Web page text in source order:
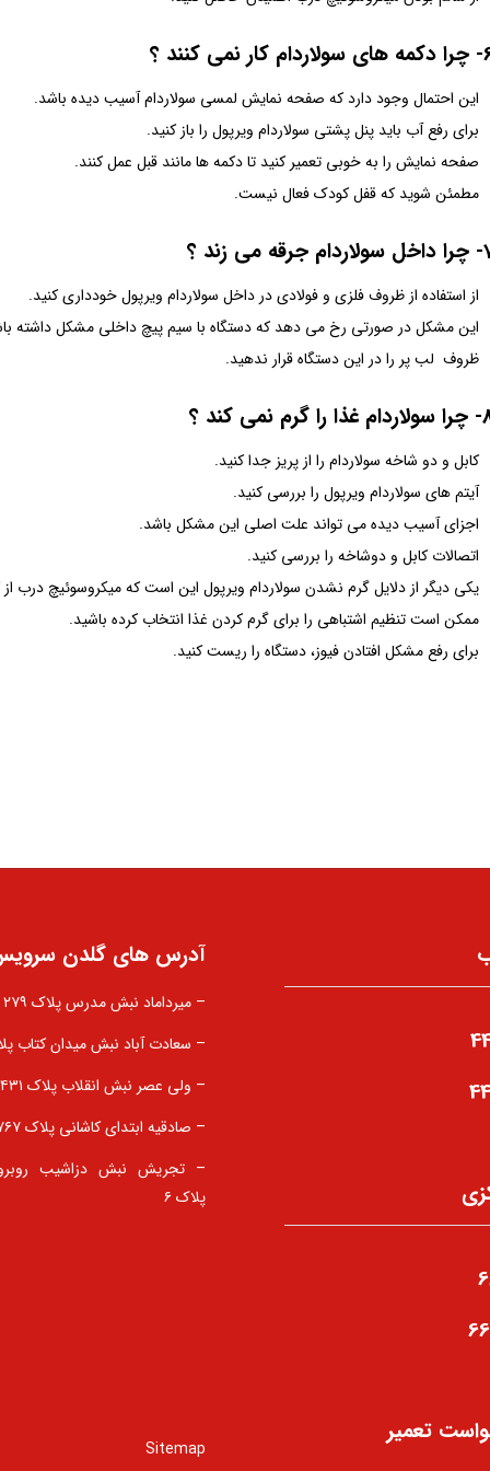
نمی کنند ؟
این احتمال وجود دارد که صفحه نمایش لمسی سولاردام آسیب دیده باشد.
برای رفع آب باید پنل پشتی سولاردام ویرپول را باز کنید.
صفحه نمایش را به خوبی تعمیر کنید تا دکمه ها مانند قبل عمل کنند.
مطمئن شوید که قفل کودک فعال نیست.
می زند ؟
از استفاده از ظروف فلزی و فولادی در داخل سولاردام ویرپول خودداری کنید.
این مشکل در صورتی رخ می دهد که دستگاه با سیم پیچ داخلی مشکل داشته
ظروف لب پر را در این دستگاه قرار ندهید.
نمی کند ؟
کابل و دو شاخه سولاردام را از پریز جدا کنید.
آیتم های سولاردام ویرپول را بررسی کنید.
اجزای آسیب دیده می تواند علت اصلی این مشکل باشد.
اتصالات کابل و دوشاخه را بررسی کنید.
یکی دیگر از دلایل گرم نشدن سولاردام ویرپول این است که میکروسوئیچ درب از
ممکن است تنظیم اشتباهی را برای گرم کردن غذا انتخاب کرده باشید.
برای رفع مشکل افتادن فیوز، دستگاه را ریست کنید.
تعمیر
آدرس های گلدن
– میرداماد نبش مدرس پلاک ۲۷۹
– سعادت آباد نبش میدان کتاب
– ولی عصر نبش انقلاب پلاک ۱۴۳۱
– صادقیه ابتدای کاشانی پلاک ۷۶۷
– تجریش نبش دزاشیب
پلاک ۶
Sitemap